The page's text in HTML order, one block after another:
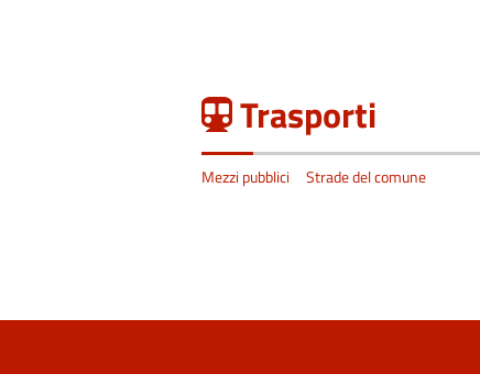
Trasporti
Mezzi pubblici Strade del comune